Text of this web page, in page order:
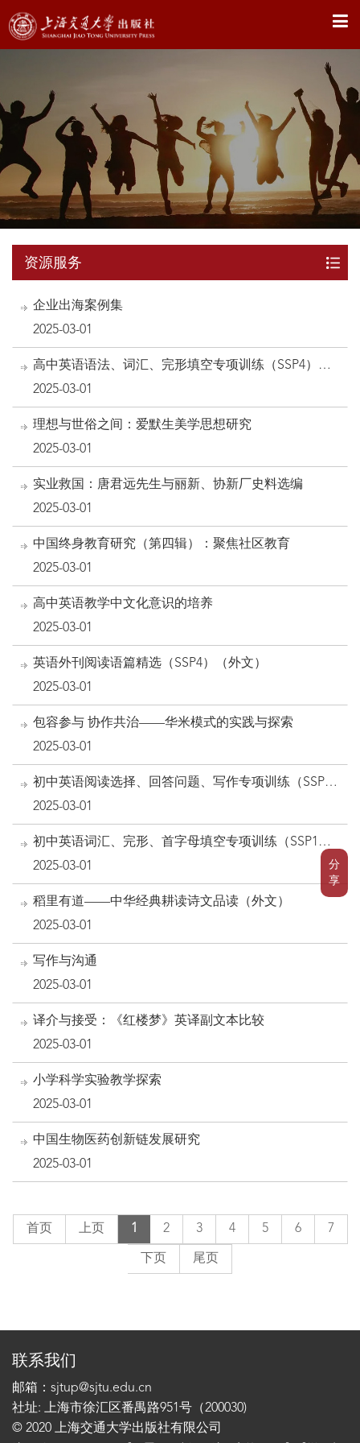
X
分
享
资源服务
企业出海案例集
2025-03-01
高中英语语法、词汇、完形填空专项训练（SSP4）
（外文）
2025-03-01
理想与世俗之间：爱默生美学思想研究
2025-03-01
实业救国：唐君远先生与丽新、协新厂史料选编
2025-03-01
中国终身教育研究（第四辑）：聚焦社区教育
2025-03-01
高中英语教学中文化意识的培养
2025-03-01
英语外刊阅读语篇精选（SSP4）（外文）
2025-03-01
包容参与 协作共治——华米模式的实践与探索
2025-03-01
初中英语阅读选择、回答问题、写作专项训练（SSP1)
（外文）
2025-03-01
初中英语词汇、完形、首字母填空专项训练（SSP1）
（外文）
2025-03-01
稻里有道——中华经典耕读诗文品读（外文）
2025-03-01
写作与沟通
2025-03-01
译介与接受：《红楼梦》英译副文本比较
2025-03-01
小学科学实验教学探索
2025-03-01
中国生物医药创新链发展研究
2025-03-01
首页 上页 1 2 3 4 5 6 7
下页 尾页
联系我们
邮箱：sjtup@sjtu.edu.cn
社址: 上海市徐汇区番禺路951号（200030)
© 2020 上海交通大学出版社有限公司